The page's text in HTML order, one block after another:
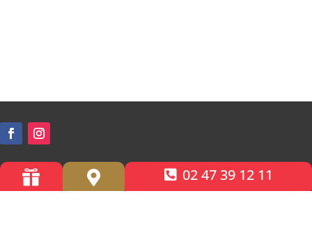
Accessibilité PMR
  02 47 39 12 11